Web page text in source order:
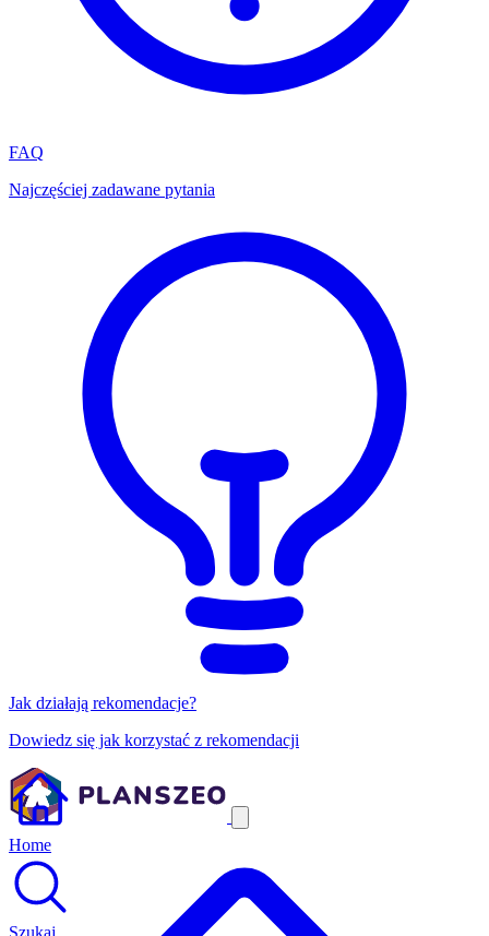
FAQ
Najczęściej zadawane pytania
Jak działają rekomendacje?
Dowiedz się jak korzystać z rekomendacji
Home
Szukaj